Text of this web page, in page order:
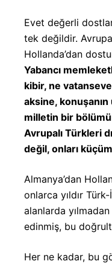
Evet değerli
tek değildir.
Hollanda’dan
Yabancı
kibir, ne
aksine,
milletin bir
Avrupalı Türkleri
değil, onları
Almanya’dan
onlarca yıldır
alanlarda
edinmiş, bu
Her ne kadar, bu